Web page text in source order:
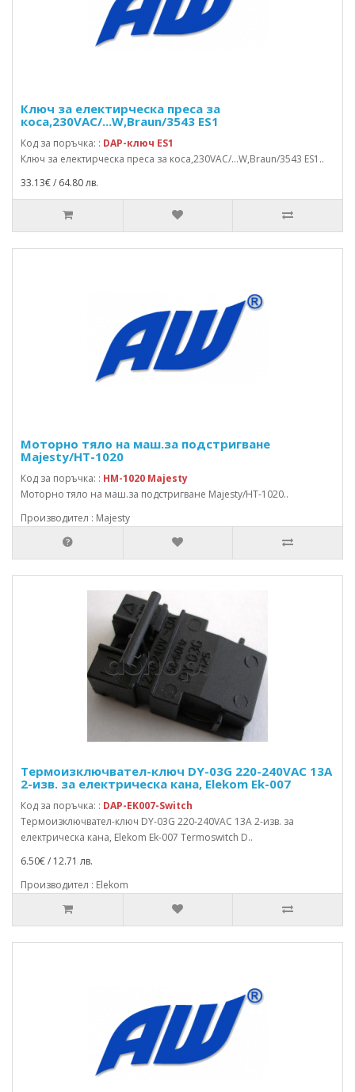
Ключ за eлектирческа преса за
коса,230VAC/...W,Braun/3543 ES1
Код за поръчка: : DAP-ключ ES1
Ключ за eлектирческа преса за коса,230VAC/...W,Braun/3543 ES1..
33.13€ / 64.80 лв.
Моторно тяло на маш.за подстригване
Majesty/HT-1020
Код за поръчка: : HM-1020 Majesty
Моторно тяло на маш.за подстригване Majesty/HT-1020..
Производител : Majesty
Термоизключвател-ключ DY-03G 220-240VAC 13A
2-изв. за електрическа кана, Elekom Ek-007
Код за поръчка: : DAP-EK007-Switch
Термоизключвател-ключ DY-03G 220-240VAC 13A 2-изв. за
електрическа кана, Elekom Ek-007 Termoswitch D..
6.50€ / 12.71 лв.
Производител : Elekom